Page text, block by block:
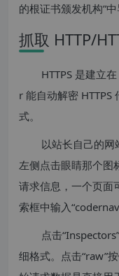
的根证书颁发机构”
抓取 HTTP/
HTTPS 是建立
r 能自动解密 HTTPS
式。
以站长自己的
左侧点击眼睛那个图
请求信息，一个页面
索框中输入
点击
细格式。点击“raw”